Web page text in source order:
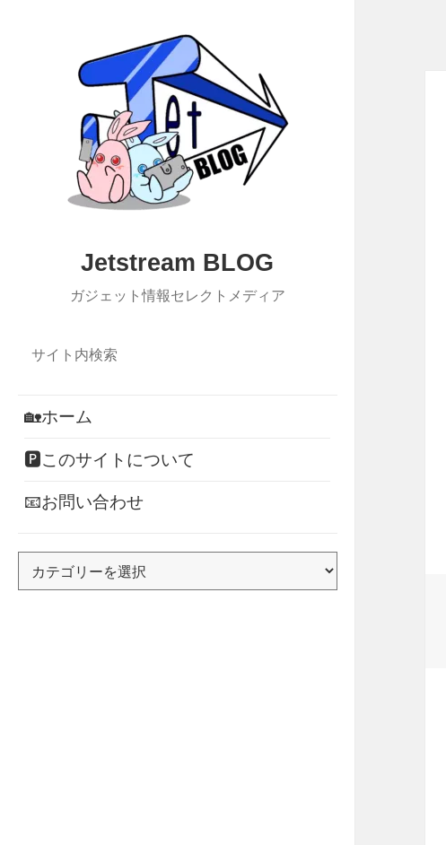
Jetstream BLOG
ガジェット情報セレクトメディア
🏡ホーム
🅿このサイトについて
📧お問い合わせ